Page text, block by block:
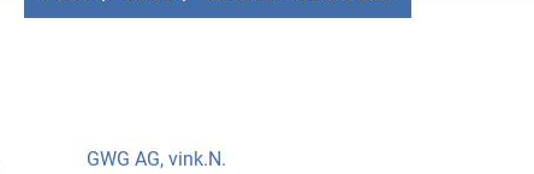
GWG AG, vink.N.